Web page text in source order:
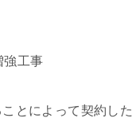
とによって契約した